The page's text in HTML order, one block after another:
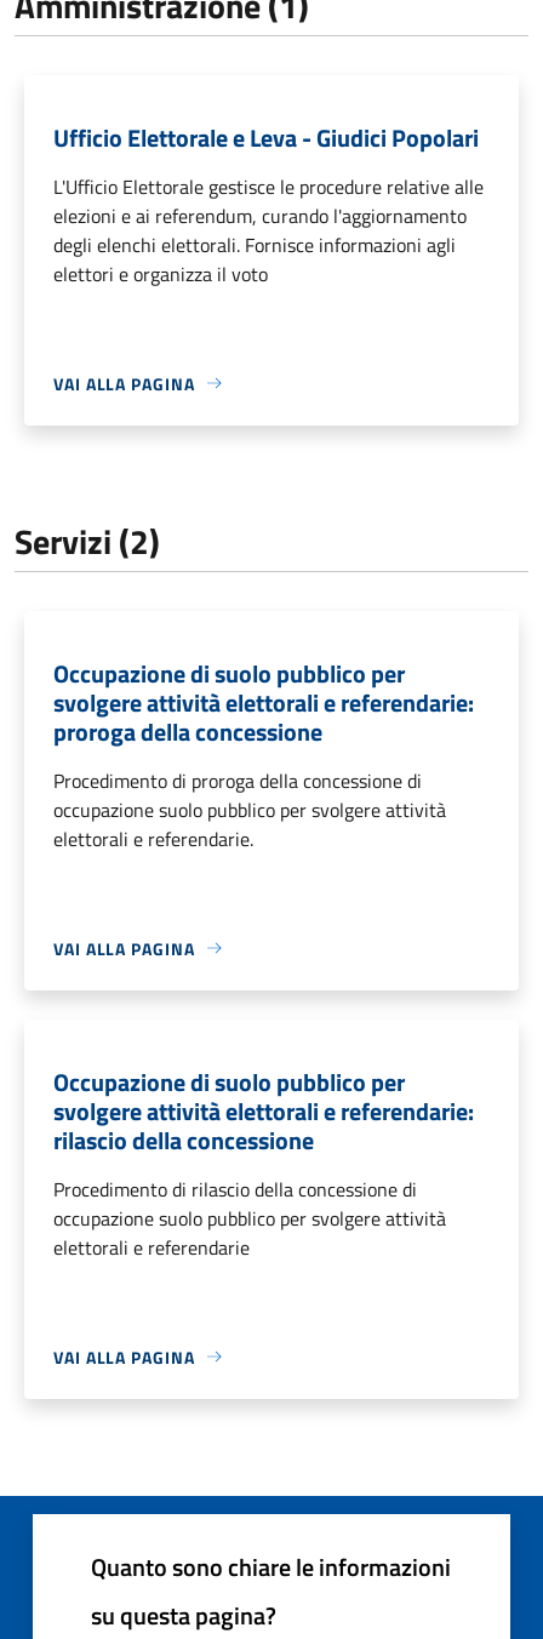
Ufficio Elettorale e Leva - Giudici Popolari
L'Ufficio Elettorale gestisce le procedure relative alle
elezioni e ai referendum, curando l'aggiornamento
degli elenchi elettorali. Fornisce informazioni agli
elettori e organizza il voto
VAI ALLA PAGINA
Servizi (2)
Occupazione di suolo pubblico per
svolgere attività elettorali e referendarie:
proroga della concessione
Procedimento di proroga della concessione di
occupazione suolo pubblico per svolgere attività
elettorali e referendarie.
VAI ALLA PAGINA
Occupazione di suolo pubblico per
svolgere attività elettorali e referendarie:
rilascio della concessione
Procedimento di rilascio della concessione di
occupazione suolo pubblico per svolgere attività
elettorali e referendarie
VAI ALLA PAGINA
Quanto sono chiare le informazioni
su questa pagina?